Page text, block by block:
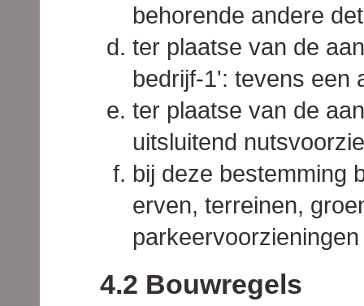
behorende andere
ter plaatse van de
bedrijf-1': tevens een
ter plaatse van de
uitsluitend
bij deze bestemming
erven, terreinen,
4.2 Bouwregels